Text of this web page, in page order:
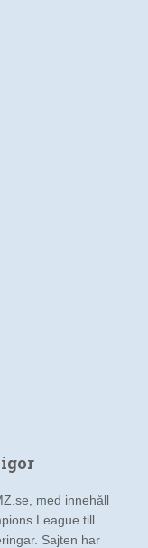
med innehåll
League till
Sajten har